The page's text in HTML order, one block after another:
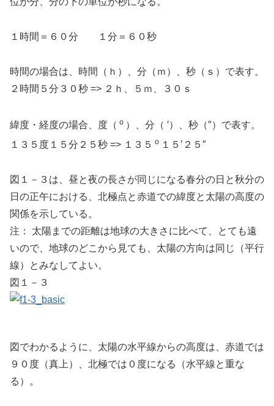
１時間＝６０分 １分＝６０秒
時間の場合は、時間（ｈ）、分（ｍ）、秒（ｓ）で表す。
２時間５分３０秒 => ２ｈ、５ｍ、３０ｓ
緯度・経度の場合、度（ ｏ ）、分（ ′）、秒（″）で表す。
１３５度１５分２５秒 => １３５ ｏ １５’２５″
図１－３は、昼と夜の長さが同じになる春分の日と秋分の
日の正午における、北極点と赤道での緯度と太陽の高度の
関係を示している。
注： 太陽までの距離は地球の大きさに比べて、とても遠
いので、地球のどこから見ても、太陽の方向は同じ（平行
線）とみなしてよい。
図１－３
図でわかるように、太陽の水平線からの高度は、赤道では
９０度（真上）、北極では０度になる（水平線と重な
る）。